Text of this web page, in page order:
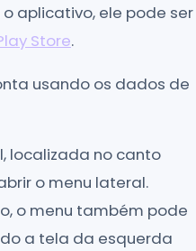
aplicativo, ele pode ser
Store.
usando os dados de
localizada no canto
o menu lateral.
o menu também pode
a tela da esquerda